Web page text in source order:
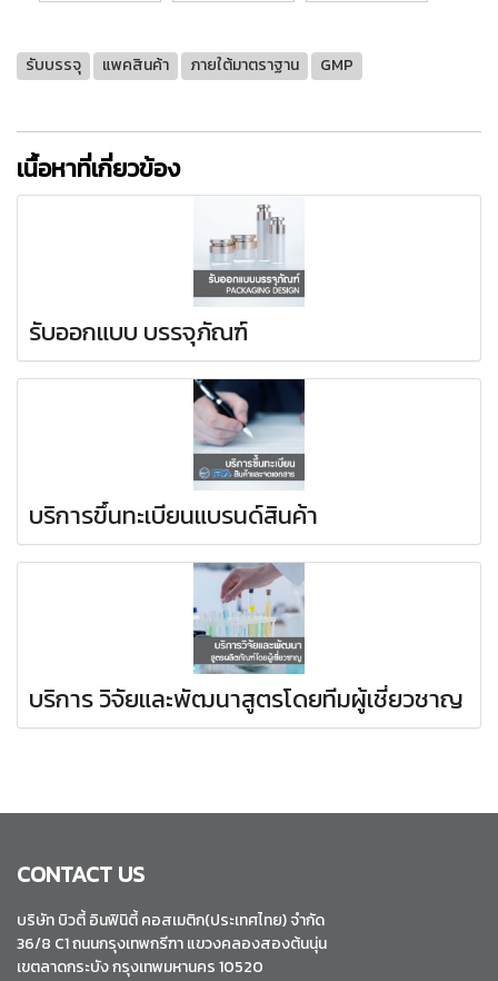
รับบรรจุ แพคสินค้า ภายใต้มาตราฐาน GMP
เนื้อหาที่เกี่ยวข้อง
รับออกแบบ บรรจุภัณฑ์
บริการขึ้นทะเบียนแบรนด์สินค้า
บริการ วิจัยและพัฒนาสูตรโดยทีมผู้เชี่ยวชาญ
CONTACT US
บริษัท บิวตี้ อินฟินิตี้ คอสเมติก(ประเทศไทย) จำกัด
36/8 C1 ถนนกรุงเทพกรีฑา แขวงคลองสองต้นนุ่น
เขตลาดกระบัง กรุงเทพมหานคร 10520